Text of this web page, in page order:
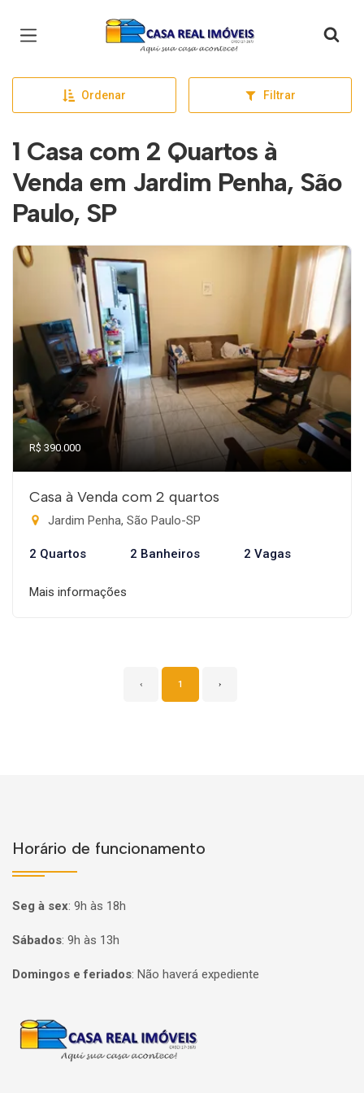
Página inicial
Ordenar Filtrar
1 Casa com 2 Quartos à
Venda em Jardim Penha, São
Paulo, SP
R$ 390.000
Casa à Venda com 2 quartos
Jardim Penha, São Paulo-SP
2 Quartos 2 Banheiros 2 Vagas
Mais informações
‹ 1 ›
Horário de funcionamento
Seg à sex: 9h às 18h
Sábados: 9h às 13h
Domingos e feriados: Não haverá expediente
Página inicial